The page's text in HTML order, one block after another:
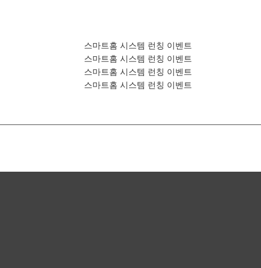
스마트홈 시스템 런칭 이벤트
스마트홈 시스템 런칭 이벤트
스마트홈 시스템 런칭 이벤트
스마트홈 시스템 런칭 이벤트